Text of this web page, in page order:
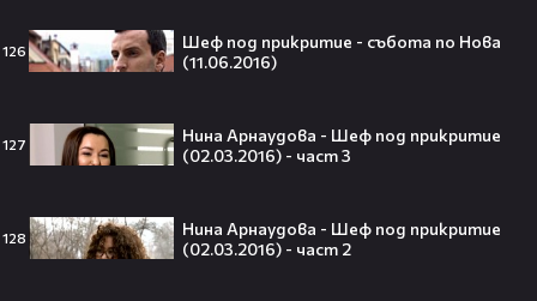
126
Шеф под прикритие - събота по Нова
(11.06.2016)
127
Нина Арнаудова - Шеф под прикритие
(02.03.2016) - част 3
128
Нина Арнаудова - Шеф под прикритие
(02.03.2016) - част 2
07:50
VOID & Girl Code: Всичко за K-pop
Искаш да стигнеш до Холивуд?
Юлиан Костов разкрива как!👀💥